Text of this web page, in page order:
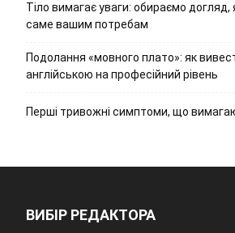
Тіло вимагає уваги: обираємо догляд,
саме вашим потребам
Подолання «мовного плато»: як
англійською на професійний рівень
Перші тривожні симптоми, що
ВИБІР РЕДАКТОРА